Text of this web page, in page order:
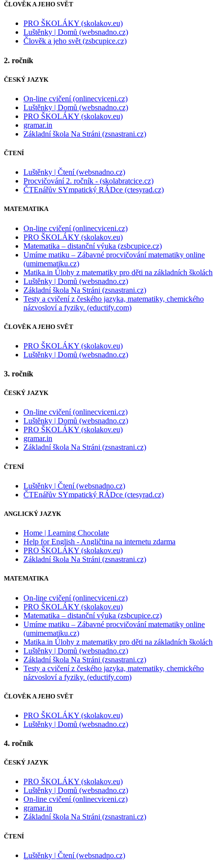
ČLOVĚK A JEHO SVĚT
PRO ŠKOLÁKY (skolakov.eu)
Luštěnky | Domů (websnadno.cz)
Člověk a jeho svět (zsbcupice.cz)
2. ročník
ČESKÝ JAZYK
On-line cvičení (onlinecviceni.cz)
Luštěnky | Domů (websnadno.cz)
PRO ŠKOLÁKY (skolakov.eu)
gramar.in
Základní škola Na Stráni (zsnastrani.cz)
ČTENÍ
Luštěnky | Čtení (websnadno.cz)
Procvičování 2. ročník - (skolabratcice.cz)
ČTEnářův SYmpatický RÁDce (ctesyrad.cz)
MATEMATIKA
On-line cvičení (onlinecviceni.cz)
PRO ŠKOLÁKY (skolakov.eu)
Matematika – distanční výuka (zsbcupice.cz)
Umíme matiku – Zábavné procvičování matematiky online
(umimematiku.cz)
Matika.in Úlohy z matematiky pro děti na základních školách
Luštěnky | Domů (websnadno.cz)
Základní škola Na Stráni (zsnastrani.cz)
Testy a cvičení z českého jazyka, matematiky, chemického
názvosloví a fyziky. (eductify.com)
ČLOVĚK A JEHO SVĚT
PRO ŠKOLÁKY (skolakov.eu)
Luštěnky | Domů (websnadno.cz)
3. ročník
ČESKÝ JAZYK
On-line cvičení (onlinecviceni.cz)
Luštěnky | Domů (websnadno.cz)
PRO ŠKOLÁKY (skolakov.eu)
gramar.in
Základní škola Na Stráni (zsnastrani.cz)
ČTENÍ
Luštěnky | Čtení (websnadno.cz)
ČTEnářův SYmpatický RÁDce (ctesyrad.cz)
ANGLICKÝ JAZYK
Home | Learning Chocolate
Help for English - Angličtina na internetu zdarma
PRO ŠKOLÁKY (skolakov.eu)
Základní škola Na Stráni (zsnastrani.cz)
MATEMATIKA
On-line cvičení (onlinecviceni.cz)
PRO ŠKOLÁKY (skolakov.eu)
Matematika – distanční výuka (zsbcupice.cz)
Umíme matiku – Zábavné procvičování matematiky online
(umimematiku.cz)
Matika.in Úlohy z matematiky pro děti na základních školách
Luštěnky | Domů (websnadno.cz)
Základní škola Na Stráni (zsnastrani.cz)
Testy a cvičení z českého jazyka, matematiky, chemického
názvosloví a fyziky. (eductify.com)
ČLOVĚK A JEHO SVĚT
PRO ŠKOLÁKY (skolakov.eu)
Luštěnky | Domů (websnadno.cz)
4. ročník
ČESKÝ JAZYK
PRO ŠKOLÁKY (skolakov.eu)
Luštěnky | Domů (websnadno.cz)
On-line cvičení (onlinecviceni.cz)
gramar.in
Základní škola Na Stráni (zsnastrani.cz)
ČTENÍ
Luštěnky | Čtení (websnadno.cz)